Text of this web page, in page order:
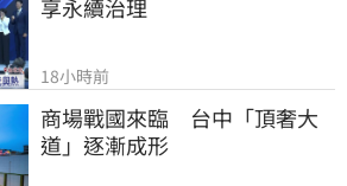
享永續治理
18小時前
商場戰國來臨　台中「頂奢大
道」逐漸成形